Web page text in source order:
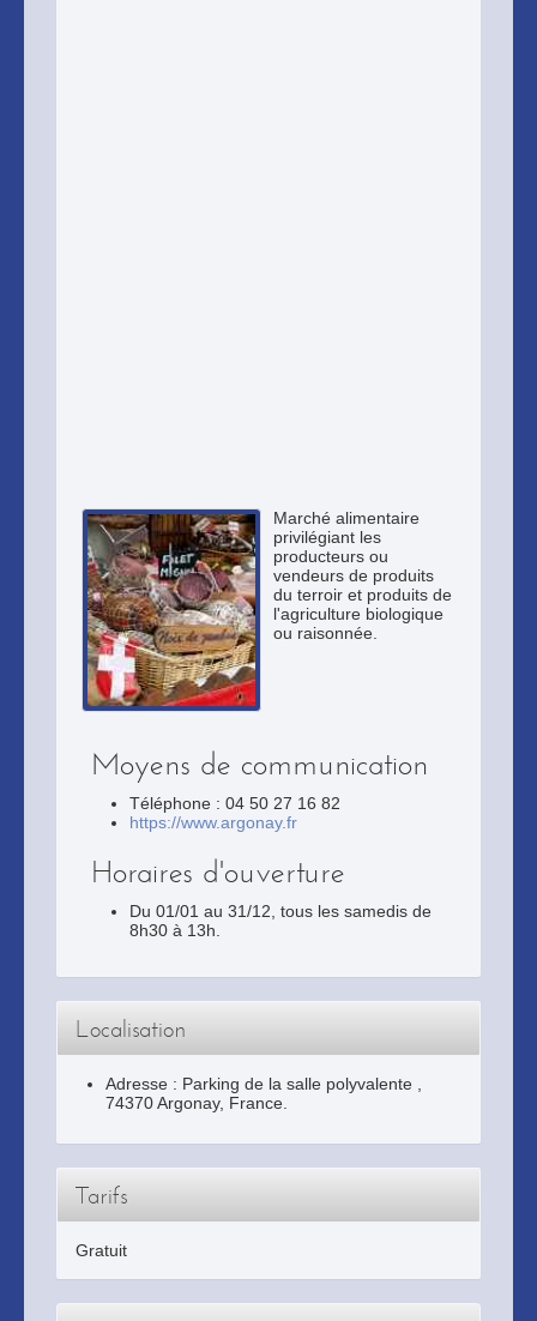
Marché alimentaire
privilégiant les
producteurs ou
vendeurs de produits
du terroir et produits de
l'agriculture biologique
ou raisonnée.
Moyens de communication
Téléphone : 04 50 27 16 82
https://www.argonay.fr
Horaires d'ouverture
Du 01/01 au 31/12, tous les samedis de
8h30 à 13h.
Localisation
Adresse : Parking de la salle polyvalente ,
74370Argonay, France.
Tarifs
Gratuit